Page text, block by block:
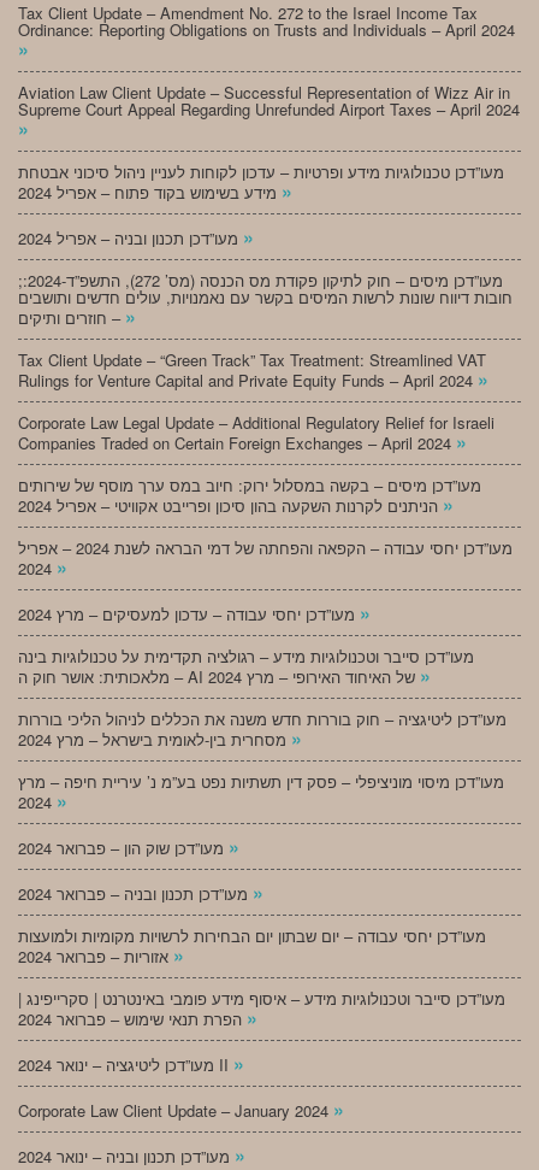
Tax Client Update – Amendment No. 272 to the Israel Income Tax
Ordinance: Reporting Obligations on Trusts and Individuals – April 2024
»
Aviation Law Client Update – Successful Representation of Wizz Air in
Supreme Court Appeal Regarding Unrefunded Airport Taxes – April 2024
»
מעו”דכן טכנולוגיות מידע ופרטיות – עדכון לקוחות לעניין ניהול סיכוני אבטחת
»
»
;מעו”דכן מיסים – חוק לתיקון פקודת מס הכנסה (מס’ 272), התשפ”ד-2024:
חובות דיווח שונות לרשות המיסים בקשר עם נאמנויות, עולים חדשים ותושבים
חוזרים ותיקים – »
Tax Client Update – “Green Track” Tax Treatment: Streamlined VAT
Rulings for Venture Capital and Private Equity Funds – April 2024 »
Corporate Law Legal Update – Additional Regulatory Relief for Israeli
Companies Traded on Certain Foreign Exchanges – April 2024 »
מעו”דכן מיסים – בקשה במסלול ירוק: חיוב במס ערך מוסף של שירותים
»
מעו”דכן יחסי עבודה – הקפאה והפחתה של דמי הבראה לשנת 2024 – אפריל
»
»
מעו”דכן סייבר וטכנולוגיות מידע – רגולציה תקדימית על טכנולוגיות בינה
»
מעו”דכן ליטיגציה – חוק בוררות חדש משנה את הכללים לניהול הליכי בוררות
»
מעו”דכן מיסוי מוניציפלי – פסק דין תשתיות נפט בע”מ נ’ עיריית חיפה – מרץ
»
»
»
מעו”דכן יחסי עבודה – יום שבתון יום הבחירות לרשויות מקומיות ולמועצות
»
מעו”דכן סייבר וטכנולוגיות מידע – איסוף מידע פומבי באינטרנט | סקרייפינג |
»
מעו”דכן ליטיגציה – ינואר 2024 II »
Corporate Law Client Update – January 2024 »
»